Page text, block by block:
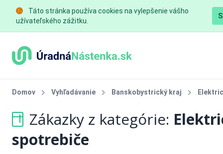
Táto stránka používa cookies na vylepšenie vášho
užívateľského zážitku.
Domov Vyhľadávanie Banskobystrický kraj
Zákazky z kategórie:
spotrebiče